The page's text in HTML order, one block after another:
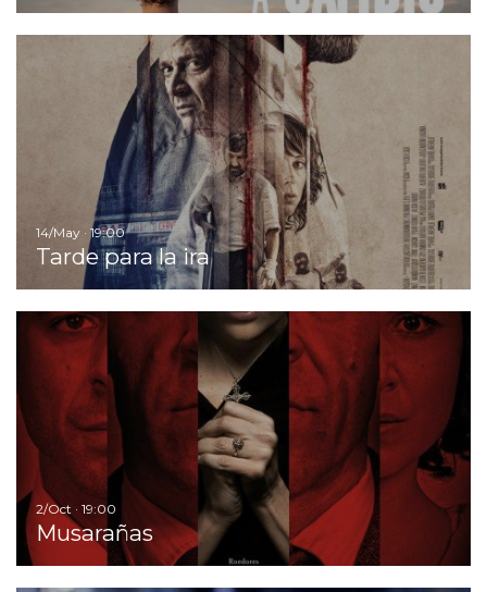
14/May · 19:00
Tarde para la ira
2/Oct · 19:00
Musarañas